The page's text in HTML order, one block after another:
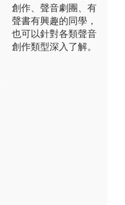
創作、聲音劇團、有
聲書有興趣的同學，
也可以針對各類聲音
創作類型深入了解。